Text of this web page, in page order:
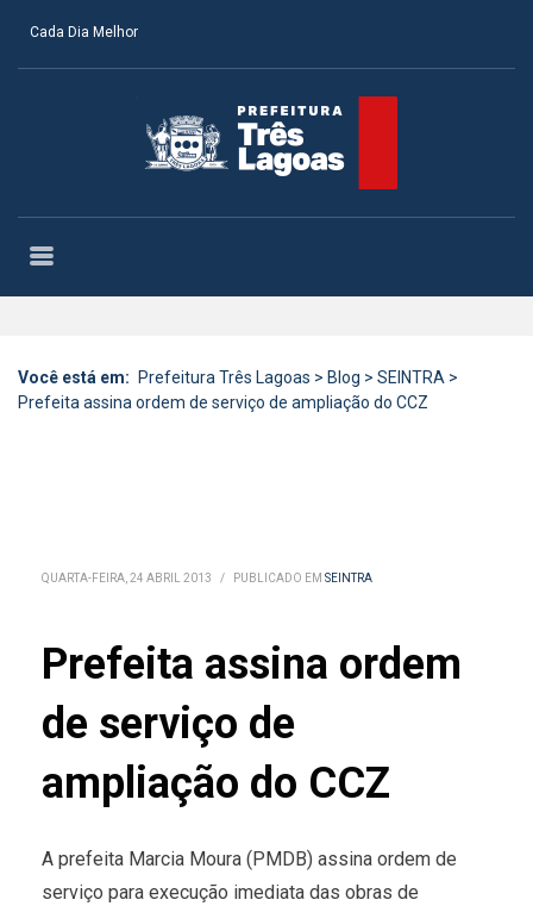
Cada Dia Melhor
Você está em: Prefeitura Três Lagoas > Blog > SEINTRA >
Prefeita assina ordem de serviço de ampliação do CCZ
QUARTA-FEIRA, 24 ABRIL 2013 / PUBLICADO EM SEINTRA
Prefeita assina ordem
de serviço de
ampliação do CCZ
A prefeita Marcia Moura (PMDB) assina ordem de
serviço para execução imediata das obras de